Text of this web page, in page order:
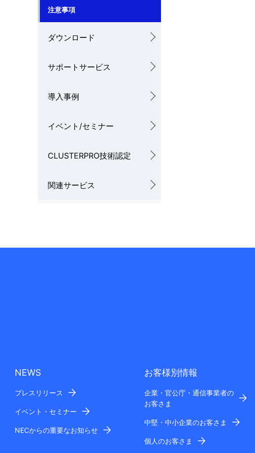
注意事項
ダウンロード
サポートサービス
導入事例
イベント/セミナー
CLUSTERPRO技術認定
関連サービス
NEWS
プレスリリース
イベント・セミナー
NECからの重要なお知らせ
お客様別情報
企業・官公庁・通信事業者の
お客さま
中堅・中小企業のお客さま
個人のお客さま